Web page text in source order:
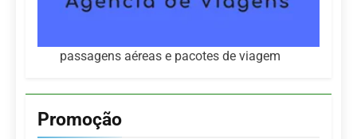
passagens aéreas e pacotes de viagem
Promoção